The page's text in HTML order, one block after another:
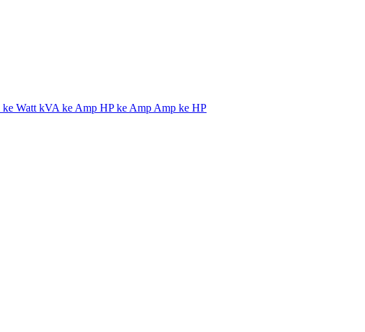
Watt kVA ke Amp HP ke Amp Amp ke HP